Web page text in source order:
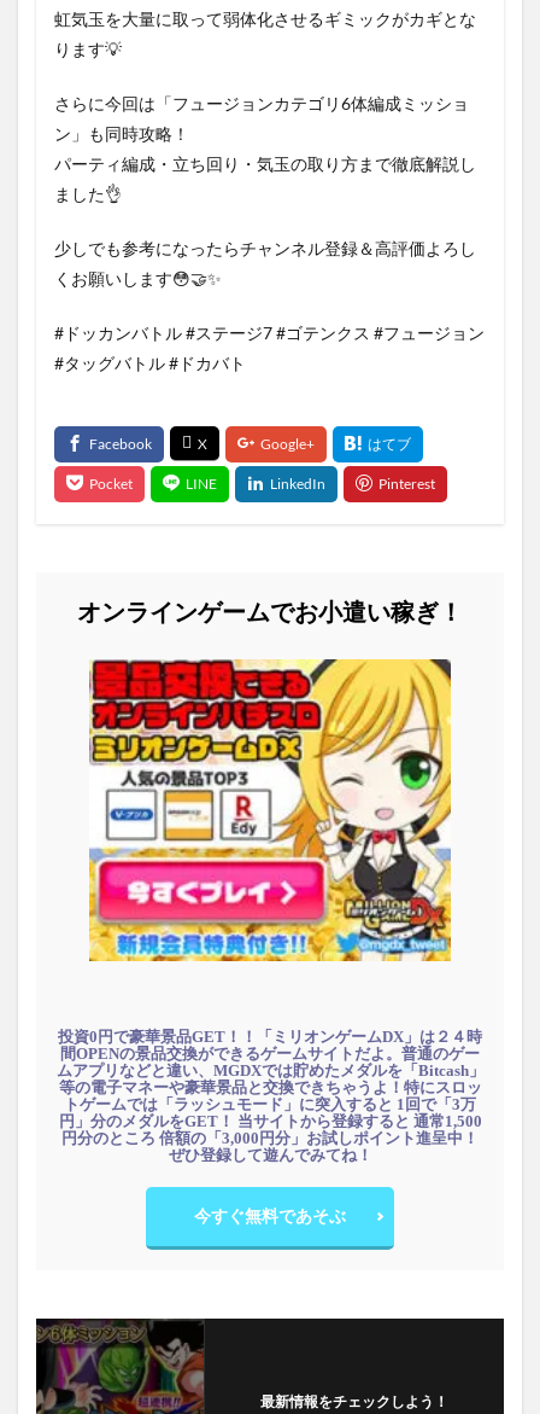
虹気玉を大量に取って弱体化させるギミックがカギとな
ります💡
さらに今回は「フュージョンカテゴリ6体編成ミッショ
ン」も同時攻略！
パーティ編成・立ち回り・気玉の取り方まで徹底解説し
ました👌
少しでも参考になったらチャンネル登録＆高評価よろし
くお願いします😳🤝✨
#ドッカンバトル #ステージ7 #ゴテンクス #フュージョン
#タッグバトル #ドカバト
オンラインゲームでお小遣い稼ぎ！
投資0円で豪華景品GET！！「ミリオンゲームDX」は２４時
間OPENの景品交換ができるゲームサイトだよ。普通のゲー
ムアプリなどと違い、MGDXでは貯めたメダルを「Bitcash」
等の電子マネーや豪華景品と交換できちゃうよ！特にスロッ
トゲームでは「ラッシュモード」に突入すると 1回で「3万
円」分のメダルをGET！ 当サイトから登録すると 通常1,500
円分のところ 倍額の「3,000円分」お試しポイント進呈中！
ぜひ登録して遊んでみてね！
今すぐ無料であそぶ
最新情報をチェックしよう！